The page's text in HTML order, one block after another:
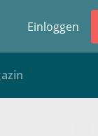
Einloggen